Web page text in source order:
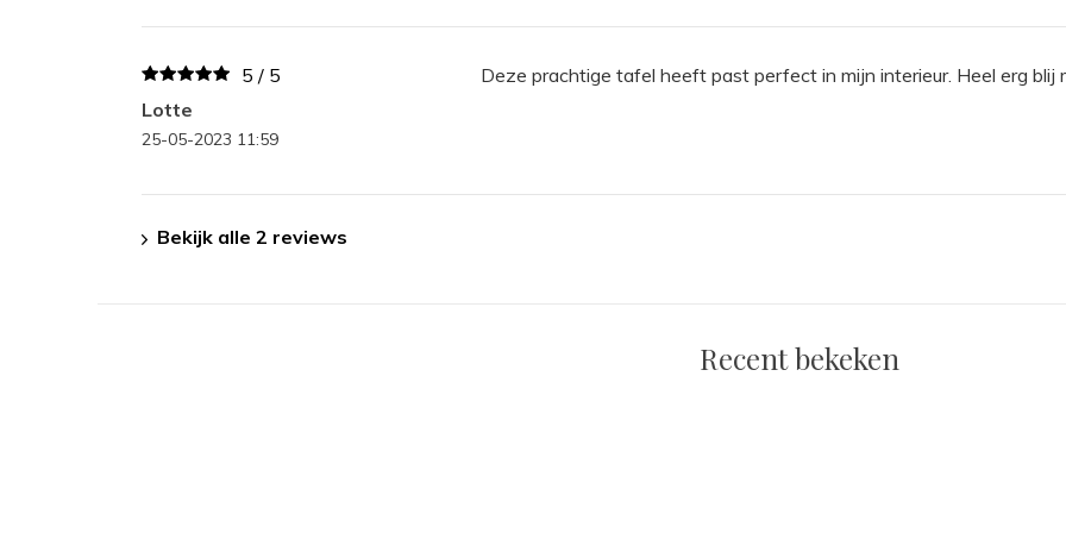
5 / 5
Lotte
25-05-2023 11:59
Deze prachtige tafel heeft past perfect in mijn interieur. Heel erg blij
Bekijk alle 2 reviews
Recent bekeken